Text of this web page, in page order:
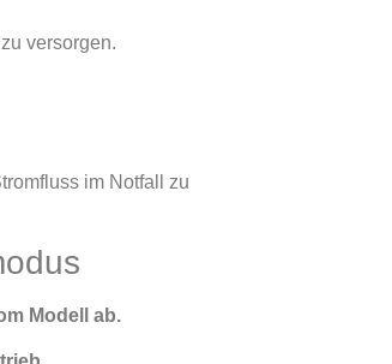
versorgen.
im Notfall zu
Modell ab.